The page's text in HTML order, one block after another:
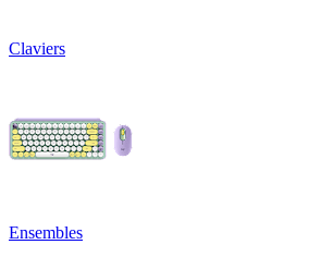
Claviers
Ensembles